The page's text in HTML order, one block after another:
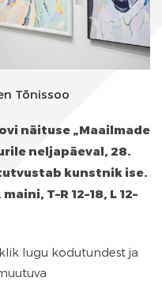
Tõnissoo
näituse „Maailmade
neljapäeval, 28.
kunstnik ise.
T–R 12–18, L 12–
lugu kodutundest ja